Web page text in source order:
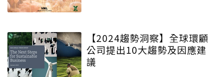
【2024趨勢洞察】全球環顧
公司提出10大趨勢及因應建
議